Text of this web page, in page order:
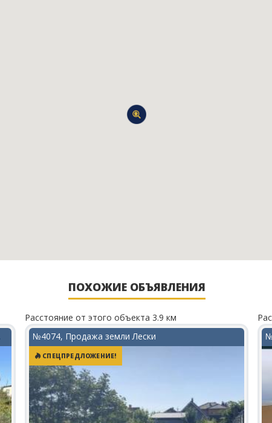
ПОХОЖИЕ ОБЪЯВЛЕНИЯ
Расстояние от этого объекта 3.9 км
№4074, Продажа земли Лески
СПЕЦПРЕДЛОЖЕНИЕ!